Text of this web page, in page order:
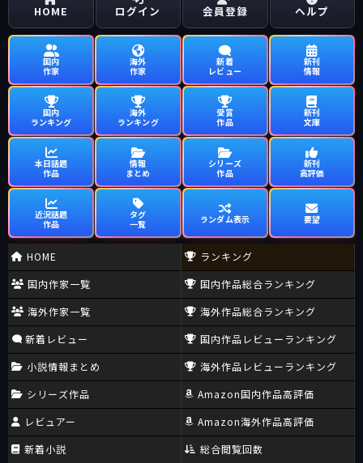
HOME ログイン 会員登録 ヘルプ
国内
作家
海外
作家
新着
レビュー
新刊
情報
国内
ランキング
海外
ランキング
受賞
作品
新刊
文庫
本日話題
作品
情報
まとめ
シリーズ
作品
新刊
高評価
近況話題
作品
タグ
一覧
ランダム表示 要望
HOME
国内作家一覧
海外作家一覧
新着レビュー
小説情報まとめ
シリーズ作品
レビュアー
新着小説
ランキング
国内作品総合ランキング
海外作品総合ランキング
国内作品レビューランキング
海外作品レビューランキング
Amazon国内作品高評価
Amazon海外作品高評価
総合閲覧回数